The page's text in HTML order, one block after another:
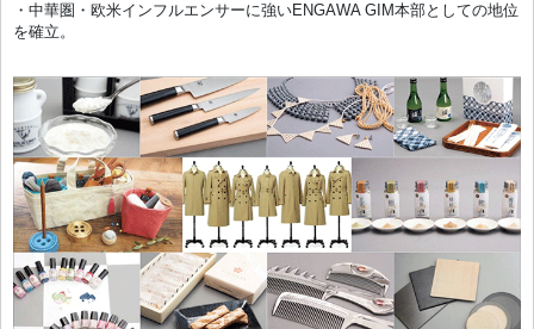
・中華圏・欧米インフルエンサーに強いENGAWA GIM本部としての地位
を確立。